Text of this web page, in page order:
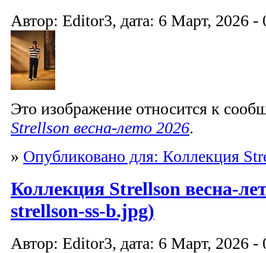
Автор: Editor3, дата: 6 Март, 2026 -
Это изображение относится к
Strellson весна-лето 2026.
» Опубликовано для: Коллекция
Коллекция Strellson весна-
strellson-ss-b.jpg)
Автор: Editor3, дата: 6 Март, 2026 -